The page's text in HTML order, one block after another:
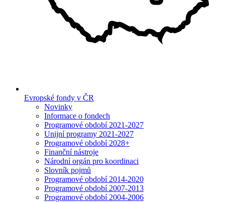
Evropské fondy v ČR
Novinky
Informace o fondech
Programové období 2021-2027
Unijní programy 2021-2027
Programové období 2028+
Finanční nástroje
Národní orgán pro koordinaci
Slovník pojmů
Programové období 2014-2020
Programové období 2007-2013
Programové období 2004-2006